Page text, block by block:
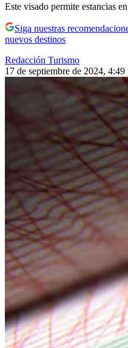
Este visado permite estancias
Siga nuestras
nuevos destinos
Redacción Turismo
17 de septiembre de 2024, 4:49